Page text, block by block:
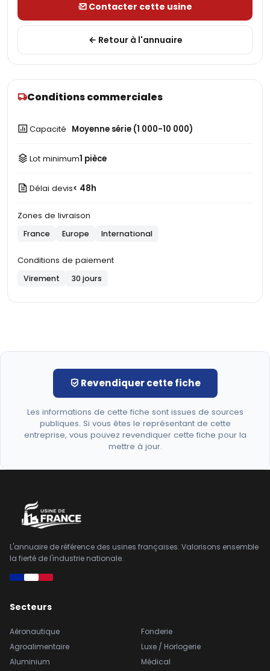
Contacter cette usine
Retour à l'annuaire
Conditions commerciales
Capacité Moyenne série (1 000-10 000)
Lot minimum1 pièce
Délai devis< 48h
Zones de livraison
France Europe International
Conditions de paiement
Virement 30 jours
Revendiquer cette fiche
Les informations de cette fiche sont issues de sources
publiques. Si vous êtes le représentant de cette
entreprise, vous pouvez revendiquer cette fiche pour la
mettre à jour.
L'annuaire de référence des usines françaises. Valorisons ensemble
la fierté de l'industrie nationale.
Secteurs
Aéronautique
Agroalimentaire
Aluminium
Fonderie
Luxe / Horlogerie
Médical